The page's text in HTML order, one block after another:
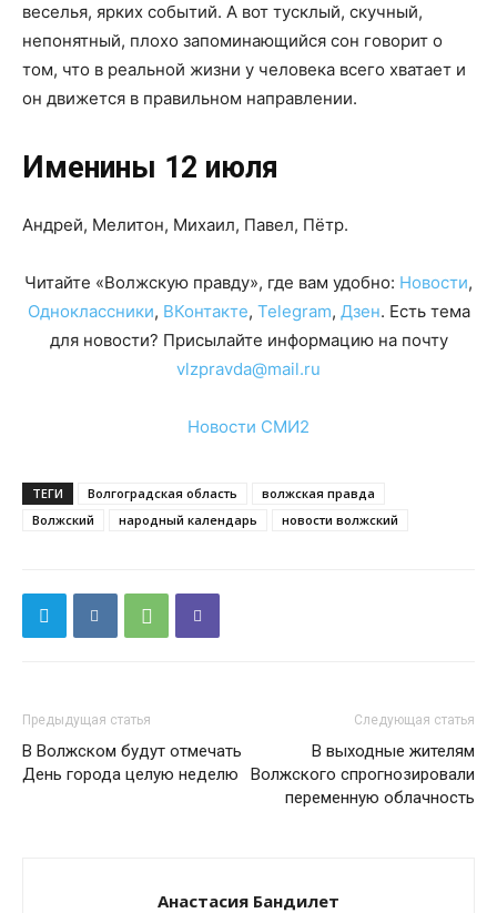
веселья, ярких событий. А вот тусклый, скучный,
непонятный, плохо запоминающийся сон говорит о
том, что в реальной жизни у человека всего хватает и
он движется в правильном направлении.
Именины 12 июля
Андрей, Мелитон, Михаил, Павел, Пётр.
Читайте «Волжскую правду», где вам удобно: Новости,
Одноклассники, ВКонтакте, Telegram, Дзен. Есть тема
для новости? Присылайте информацию на почту
vlzpravda@mail.ru
Новости СМИ2
ТЕГИ Волгоградская область
волжская правда
Волжский
народный календарь новости волжский
Предыдущая статья
В Волжском будут отмечать
День города целую неделю
Следующая статья
В выходные жителям
Волжского спрогнозировали
переменную облачность
Анастасия Бандилет